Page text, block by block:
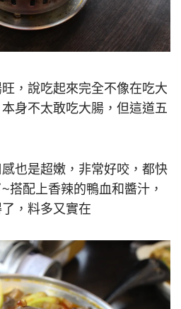
，說吃起來完全不像在吃大
身不太敢吃大腸，但這道五
也是超嫩，非常好咬，都快
搭配上香辣的鴨血和醬汁，
，料多又實在